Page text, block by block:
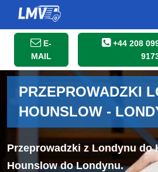
E-
MAIL
+44 208
PRZEPROWADZKI
HOUNSLOW -
Przeprowadzki z Londynu do
Hounslow do Londynu.